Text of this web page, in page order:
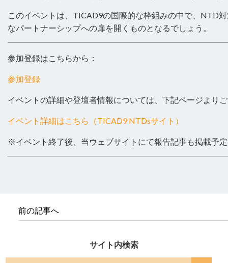
このイベントは、TICAD9の国際的な枠組みの中で、NTD
なパートナーシップへの扉を開くものとなるでしょう。
参加登録はこちらから：
参加登録
イベントの詳細や登壇者情報については、下記ページより
イベント詳細はこちら（TICAD9 NTDsサイト）
※イベント終了後、当ウェブサイトにて報告記事も掲載予
前の記事へ
サイト内検索